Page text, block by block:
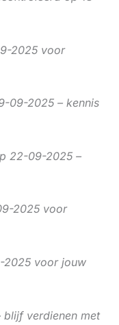
2025 voor
09-2025 – kennis
22-09-2025 –
2025 voor
voor jouw
verdienen met